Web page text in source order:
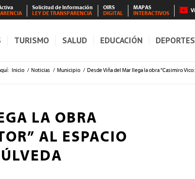
Solicitud de Información
LEY DE TRANSPARENCIA
OIRS
DIGITAL
MAPAS
INTERACTIVOS
TURISMO SALUD EDUCACIÓN DEPORTES
Inicio / Noticias / Municipio / Desde Viña del Mar llega la obra “Casimiro
LA OBRA
AL ESPACIO